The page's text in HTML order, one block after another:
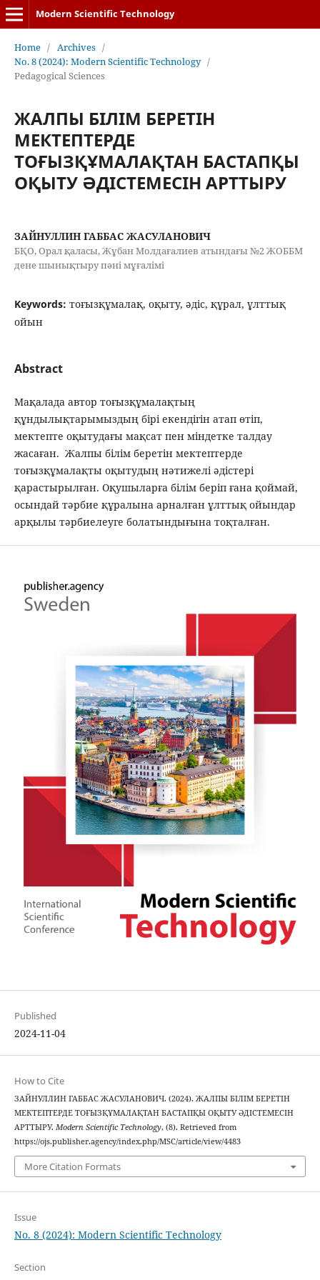
Modern Scientific Technology
Home / Archives /
No. 8 (2024): Modern Scientific Technology /
Pedagogical Sciences
ЖАЛПЫ БІЛІМ БЕРЕТІН
МЕКТЕПТЕРДЕ
ТОҒЫЗҚҰМАЛАҚТАН БАСТАПҚЫ
ОҚЫТУ ӘДІСТЕМЕСІН АРТТЫРУ
ЗАЙНУЛЛИН ГАББАС ЖАСУЛАНОВИЧ
БҚО, Орал қаласы, Жұбан Молдағалиев атындағы №2 ЖОББМ
дене шынықтыру пәні мұғалімі
Keywords: тоғызқұмалақ, оқыту, әдіс, құрал, ұлттық
ойын
Abstract
Мақалада автор тоғызқұмалақтың
құндылықтарымыздың бірі екендігін атап өтіп,
мектепте оқытудағы мақсат пен міндетке талдау
жасаған. Жалпы білім беретін мектептерде
тоғызқұмалақты оқытудың нәтижелі әдістері
қарастырылған. Оқушыларға білім беріп ғана қоймай,
осындай тәрбие құралына арналған ұлттық ойындар
арқылы тәрбиелеуге болатындығына тоқталған.
Published
2024-11-04
How to Cite
ЗАЙНУЛЛИН ГАББАС ЖАСУЛАНОВИЧ. (2024). ЖАЛПЫ БІЛІМ БЕРЕТІН
МЕКТЕПТЕРДЕ ТОҒЫЗҚҰМАЛАҚТАН БАСТАПҚЫ ОҚЫТУ ӘДІСТЕМЕСІН
АРТТЫРУ. Modern Scientific Technology, (8). Retrieved from
https://ojs.publisher.agency/index.php/MSC/article/view/4483
More Citation Formats
Issue
No. 8 (2024): Modern Scientific Technology
Section